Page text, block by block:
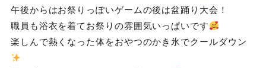
午後からはお祭りっぽいゲームの後は盆踊り大会！
職員も浴衣を着てお祭りの雰囲気いっぱいです
楽しんで熱くなった体をおやつのかき氷でクールダウン